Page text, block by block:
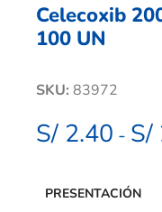
Celecoxib
100 UN
SKU: 83972
S/ 2.40 - S/
PRESENTACIÓN